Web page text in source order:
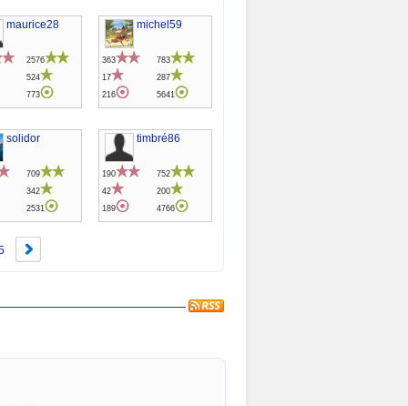
maurice28
2576
524
773
michel59
363
17
216
783
287
5641
solidor
709
342
2531
timbré86
190
42
189
752
200
4766